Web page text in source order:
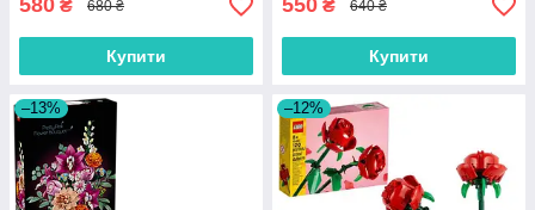
580 ₴ 680 ₴
Купити
550 ₴ 640 ₴
Купити
–13% –12%